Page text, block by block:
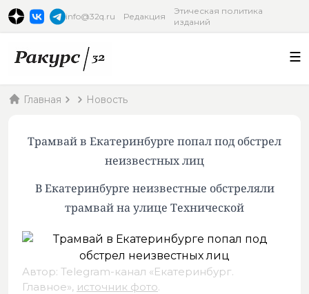
info@32q.ru Редакция
Этическая политика
изданий
Главная Новость
Трамвай в Екатеринбурге попал под обстрел
неизвестных лиц
В Екатеринбурге неизвестные обстреляли
трамвай на улице Технической
Автор: Telegram-канал «Екатеринбург.
Главное», источник фото.